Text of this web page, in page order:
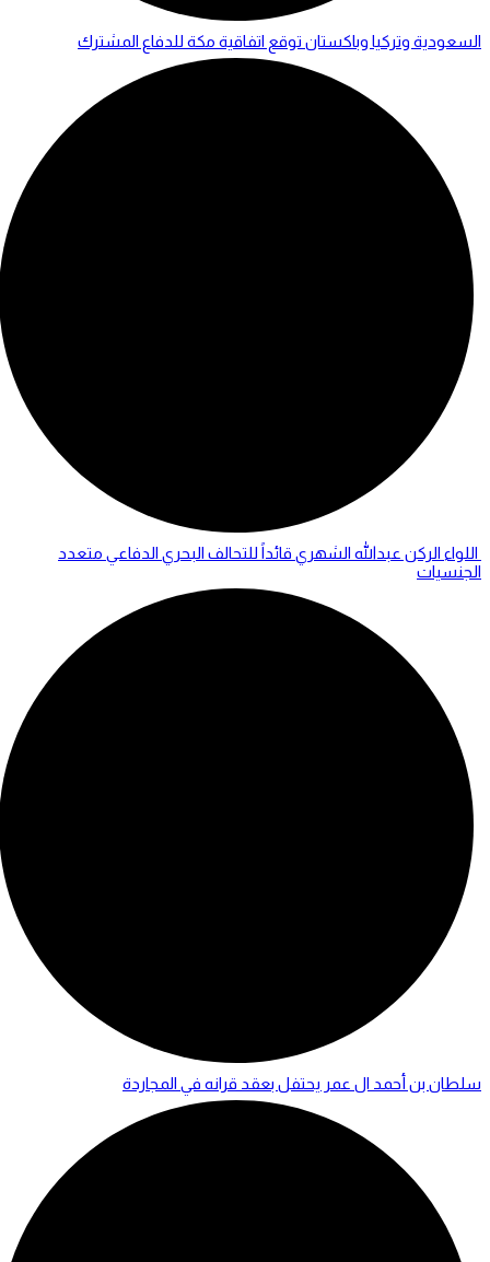
السعودية وتركيا وباكستان توقع اتفاقية مكة للدفاع المشترك
اللواء الركن عبدالله الشهري قائداً للتحالف البحري الدفاعي متعدد
الجنسيات
سلطان بن أحمد ال عمر يحتفل بعقد قرانه في المجاردة